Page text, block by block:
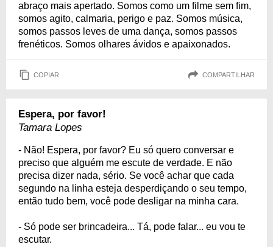
abraço mais apertado. Somos como um filme sem fim,
somos agito, calmaria, perigo e paz. Somos música,
somos passos leves de uma dança, somos passos
frenéticos. Somos olhares ávidos e apaixonados.
COPIAR COMPARTILHAR
Espera, por favor!
Tamara Lopes
- Não! Espera, por favor? Eu só quero conversar e
preciso que alguém me escute de verdade. E não
precisa dizer nada, sério. Se você achar que cada
segundo na linha esteja desperdiçando o seu tempo,
então tudo bem, você pode desligar na minha cara.
- Só pode ser brincadeira... Tá, pode falar... eu vou te
escutar.